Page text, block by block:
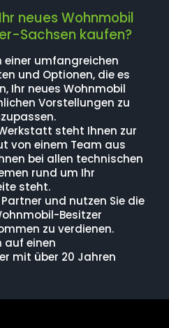
neues Wohnmobil
Sachsen kaufen?
einer umfangreichen
und Optionen, die es
Ihr neues Wohnmobil
Vorstellungen zu
steht Ihnen zur
von einem Team aus
bei allen technischen
rund um Ihr
steht.
und nutzen Sie die
Besitzer
zu verdienen.
auf einen
mit über 20 Jahren